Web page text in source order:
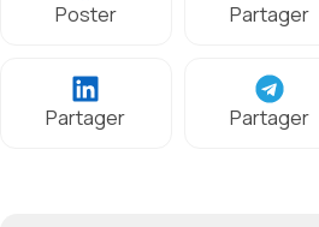
Poster Partager
Partager Partager